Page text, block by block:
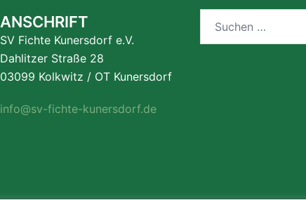
ANSCHRIFT
SV Fichte Kunersdorf e.V.
Dahlitzer Straße 28
03099 Kolkwitz / OT Kunersdorf
info@sv-fichte-kunersdorf.de
nach: